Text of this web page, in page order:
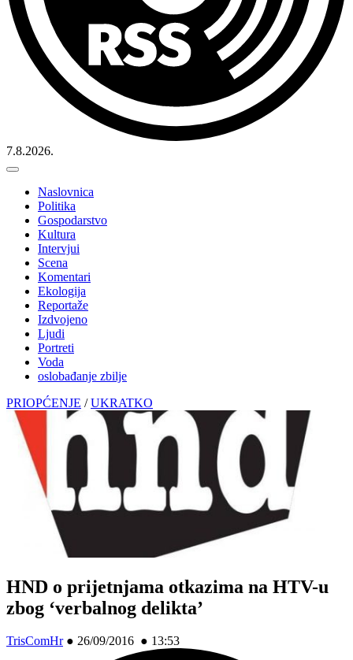
7.8.2026.
Naslovnica
Politika
Gospodarstvo
Kultura
Intervjui
Scena
Komentari
Ekologija
Reportaže
Izdvojeno
Ljudi
Portreti
Voda
oslobađanje zbilje
PRIOPĆENJE /UKRATKO
HND o prijetnjama otkazima na HTV-u
zbog ‘verbalnog delikta’
TrisComHr● 26/09/2016 ● 13:53